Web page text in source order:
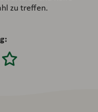
zu treffen.